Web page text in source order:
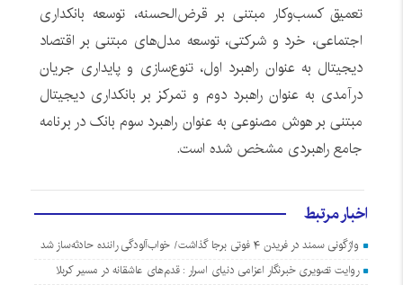
تعمیق کسب‌وکار مبتنی بر قرض‌الحسنه، توسعه بانکداری
اجتماعی، خرد و شرکتی، توسعه مدل‌های مبتنی بر اقتصاد
دیجیتال به عنوان راهبرد اول، تنوع‌سازی و پایداری جریان
درآمدی به عنوان راهبرد دوم و تمرکز بر بانکداری دیجیتال
مبتنی بر هوش مصنوعی به عنوان راهبرد سوم بانک در برنامه
جامع راهبردی مشخص شده است.
اخبار مرتبط
واژگونی سمند در فریدن ۴ فوتی برجا گذاشت/ خواب‌آلودگی راننده حادثه‌ساز شد
روایت تصویری خبرنگار اعزامی دنیای اسرار : قدم‌های عاشقانه در مسیر کربلا